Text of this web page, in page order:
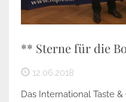
** Sterne für die
12.06.2018
Das International Taste